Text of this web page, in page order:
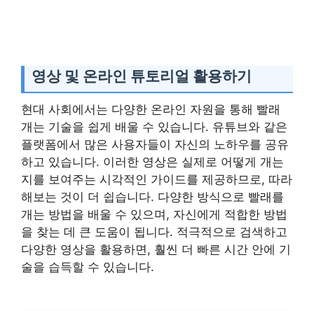
영상 및 온라인 튜토리얼 활용하기
현대 사회에서는 다양한 온라인 자원을 통해 빨래
개는 기술을 쉽게 배울 수 있습니다. 유튜브와 같은
플랫폼에서 많은 사용자들이 자신의 노하우를 공유
하고 있습니다. 이러한 영상은 실제로 어떻게 개는
지를 보여주는 시각적인 가이드를 제공하므로, 따라
해보는 것이 더 쉽습니다. 다양한 방식으로 빨래를
개는 방법을 배울 수 있으며, 자신에게 적합한 방법
을 찾는 데 큰 도움이 됩니다. 적극적으로 검색하고
다양한 영상을 활용하면, 훨씬 더 빠른 시간 안에 기
술을 습득할 수 있습니다.